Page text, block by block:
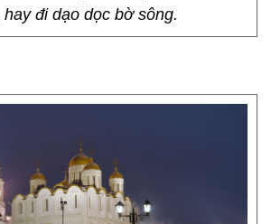
hay đi dạo dọc bờ sông.